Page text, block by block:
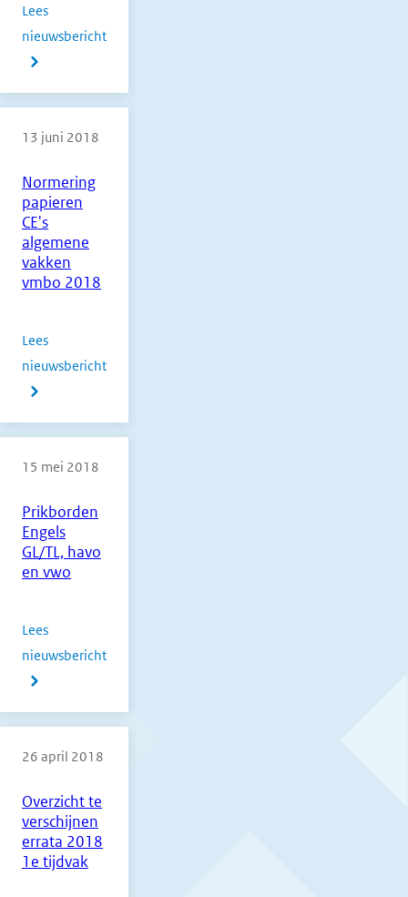
Lees
nieuwsbericht
over
algemene
vakken
2e
tijdvak
2018
Normering
papieren
CE's
algemene
vakken
vmbo 2018
13 juni 2018
Lees
nieuwsbericht
over
papieren
CE's
vakken
vmbo
2018
Prikborden
Engels
GL/TL, havo
en vwo
15 mei 2018
Lees
nieuwsbericht
over
Engels
GL/TL,
en
vwo
Overzicht te
verschijnen
errata 2018
1e tijdvak
26 april 2018